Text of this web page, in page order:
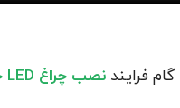
فرایند نصب چراغ LED خطی 40 وات پارمیس